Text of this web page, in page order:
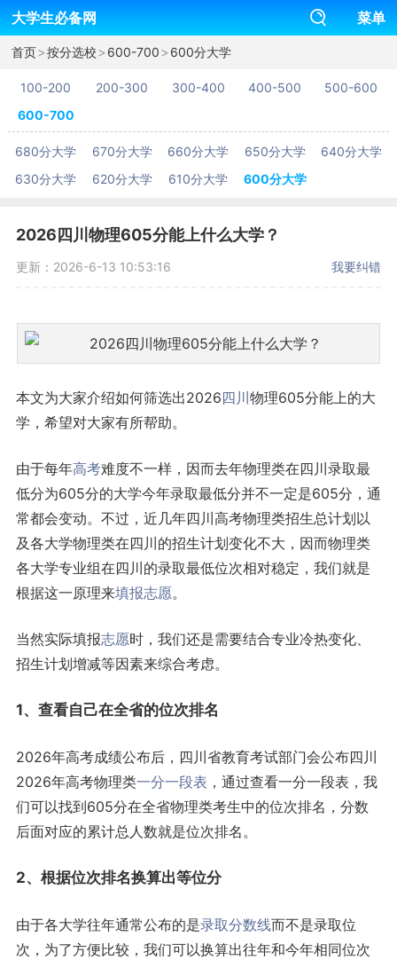
大学生必备网 菜单
首页>按分选校>600-700>600分大学
100-200 200-300 300-400 400-500
500-600
600-700
680分大学 670分大学 660分大学 650分大学
640分大学
630分大学
620分大学 610分大学 600分大学
2026四川物理605分能上什么大学？
更新：2026-6-13 10:53:16 我要纠错
本文为大家介绍如何筛选出2026四川 物理605分能上的大
学，希望对大家有所帮助。
由于每年高考难度不一样，因而去年物理类在四川录取最
低分为605分的大学今年录取最低分并不一定是605分，通
常都会变动。不过，近几年四川高考物理类招生总计划以
及各大学物理类在四川的招生计划变化不大，因而物理类
各大学专业组在四川的录取最低位次相对稳定，我们就是
根据这一原理来填报志愿。
当然实际填报志愿时，我们还是需要结合专业冷热变化、
招生计划增减等因素来综合考虑。
1、查看自己在全省的位次排名
2026年高考成绩公布后，四川省教育考试部门会公布四川
2026年高考物理类一分一段表 ，通过查看一分一段表，我
们可以找到605分在全省物理类考生中的位次排名，分数
后面对应的累计总人数就是位次排名。
2、根据位次排名换算出等位分
由于各大学往年通常公布的是录取分数线而不是录取位
次，为了方便比较，我们可以换算出往年和今年相同位次